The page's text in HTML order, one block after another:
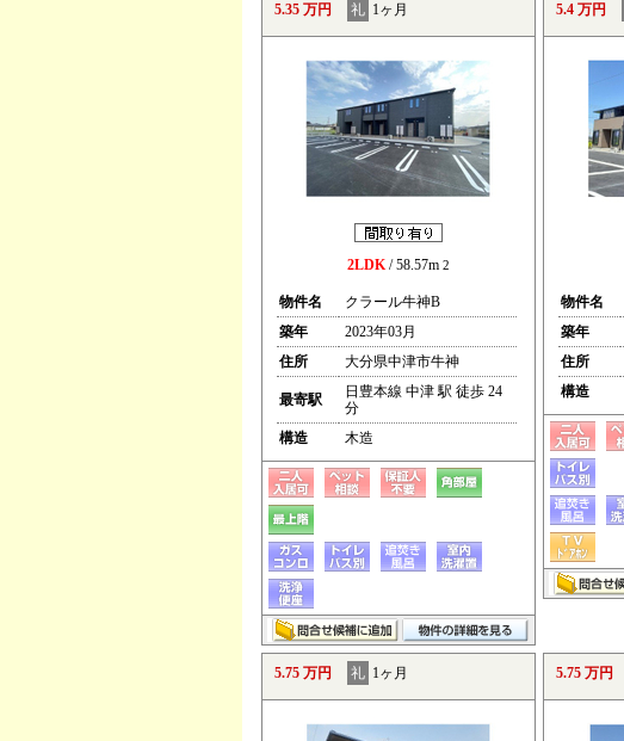
5.35 万円 礼 1ヶ月
2LDK/ 58.57m 2
物件名
クラール牛神B
築年
2023年03月
住所
大分県中津市牛神
最寄駅
日豊本線 中津 駅 徒歩 24
分
構造
木造
5.4 万円
物件名
築年
住所
構造
5.75 万円 礼 1ヶ月 5.75 万円